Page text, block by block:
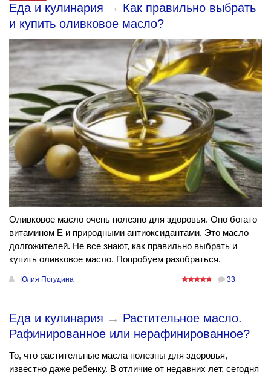
Еда и кулинария → Как правильно выбрать
и купить оливковое масло?
Оливковое масло очень полезно для здоровья. Оно богато
витамином Е и природными антиоксидантами. Это масло
долгожителей. Не все знают, как правильно выбрать и
купить оливковое масло. Попробуем разобраться.
Юлия Погудина 33
Еда и кулинария → Растительное масло.
Рафинированное или нерафинированное?
То, что растительные масла полезны для здоровья,
известно даже ребенку. В отличие от недавних лет, сегодня